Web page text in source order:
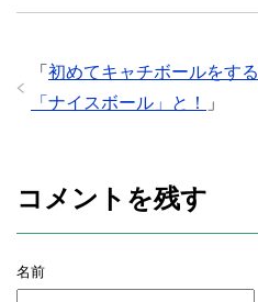
「 初めてキャチボールをす
「ナイスボール」と！
」
コメントを残す
名前